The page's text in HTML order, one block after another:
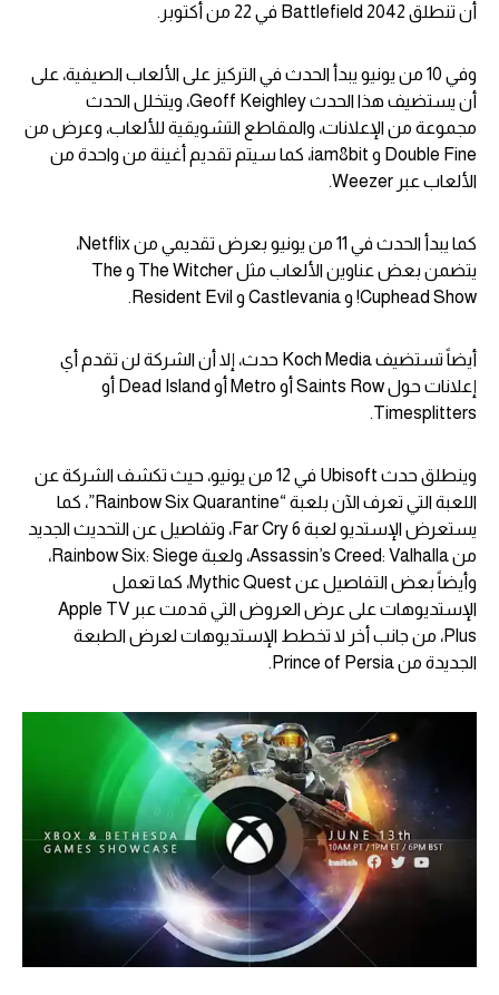
أن تنطلق Battlefield 2042 في 22 من أكتوبر.
وفي 10 من يونيو يبدأ الحدث في التركيز على الألعاب الصيفية، على
أن يستضيف هذا الحدث Geoff Keighley، ويتخلل الحدث
مجموعة من الإعلانات، والمقاطع التشويقية للألعاب، وعرض من
Double Fine و iam8bit، كما سيتم تقديم أغينة من واحدة من
الألعاب عبر Weezer.
كما يبدأ الحدث في 11 من يونيو بعرض تقديمي من Netflix،
يتضمن بعض عناوين الألعاب مثل The Witcher و The
Cuphead Show! و Castlevania و Resident Evil.
أيضاً تستضيف Koch Media حدث، إلا أن الشركة لن تقدم أي
إعلانات حول Saints Row أو Metro أو Dead Island أو
Timesplitters.
وينطلق حدث Ubisoft في 12 من يونيو، حيث تكشف الشركة عن
اللعبة التي تعرف الآن بلعبة “Rainbow Six Quarantine”، كما
يستعرض الإستديو لعبة Far Cry 6، وتفاصيل عن التحديث الجديد
من Assassin’s Creed: Valhalla، ولعبة Rainbow Six: Siege،
وأيضاً بعض التفاصيل عن Mythic Quest، كما تعمل
الإستديوهات على عرض العروض التي قدمت عبر Apple TV
Plus، من جانب أخر لا تخطط الإستديوهات لعرض الطبعة
الجديدة من Prince of Persia.